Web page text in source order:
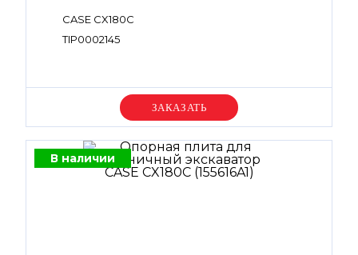
CASE CX180C
TIP0002145
Уточняйте цену
В наличии